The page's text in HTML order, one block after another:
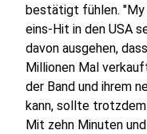
bestätigt fühlen. "My
eins-Hit in den USA
davon ausgehen,
Millionen Mal
der Band und ihrem
kann, sollte trotzdem
Mit zehn Minuten